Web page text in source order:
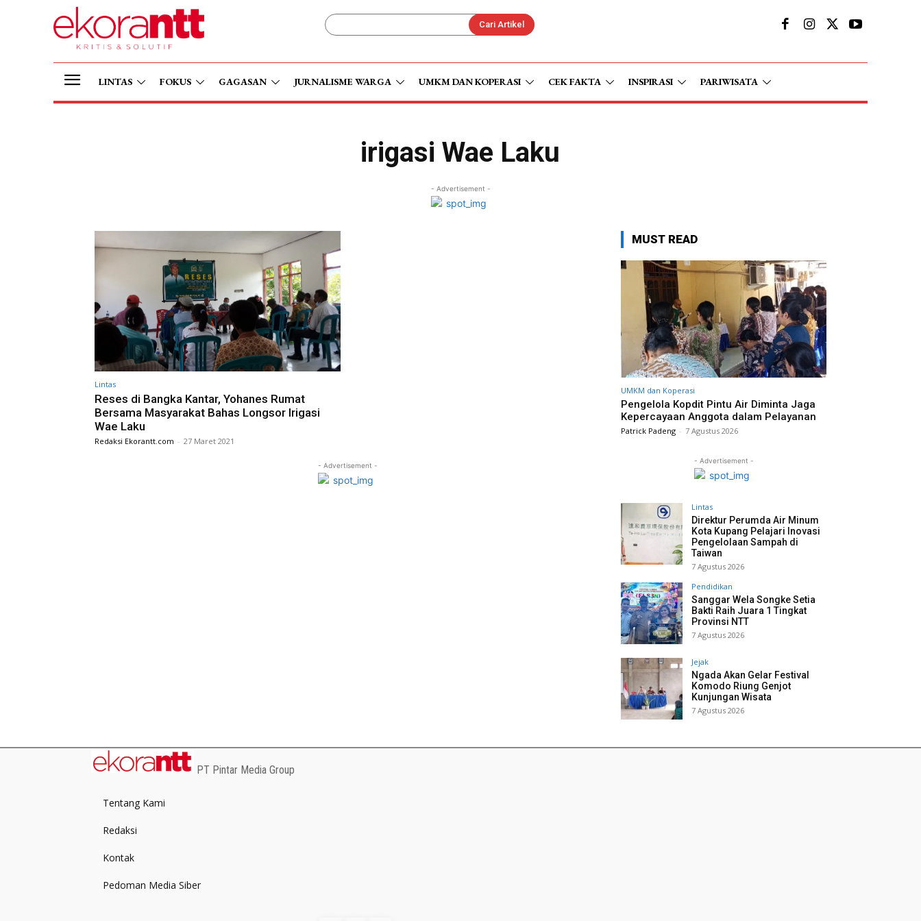
Cari Artikel
LINTAS FOKUS GAGASAN JURNALISME WARGA UMKM DAN KOPERASI CEK FAKTA INSPIRASI PARIWISATA
irigasi Wae Laku
- Advertisement -
Lintas
Reses di Bangka Kantar, Yohanes Rumat
Bersama Masyarakat Bahas Longsor Irigasi
Wae Laku
Redaksi Ekorantt.com - 27 Maret 2021
- Advertisement -
MUST READ
UMKM dan Koperasi
Pengelola Kopdit Pintu Air Diminta Jaga
Kepercayaan Anggota dalam Pelayanan
Patrick Padeng - 7 Agustus 2026
- Advertisement -
Lintas
Direktur Perumda Air Minum
Kota Kupang Pelajari Inovasi
Pengelolaan Sampah di
Taiwan
7 Agustus 2026
Pendidikan
Sanggar Wela Songke Setia
Bakti Raih Juara 1 Tingkat
Provinsi NTT
7 Agustus 2026
Jejak
Ngada Akan Gelar Festival
Komodo Riung Genjot
Kunjungan Wisata
7 Agustus 2026
PT Pintar Media Group
Tentang Kami
Redaksi
Kontak
Pedoman Media Siber